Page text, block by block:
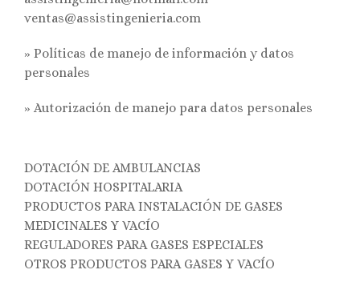
ventas@assistingenieria.com
» Políticas de manejo de información y datos
personales
» Autorización de manejo para datos personales
DOTACIÓN DE AMBULANCIAS
DOTACIÓN HOSPITALARIA
PRODUCTOS PARA INSTALACIÓN DE GASES
MEDICINALES Y VACÍO
REGULADORES PARA GASES ESPECIALES
OTROS PRODUCTOS PARA GASES Y VACÍO